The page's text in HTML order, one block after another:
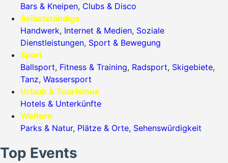
Bars & Kneipen, Clubs & Disco
Selbstständige
Handwerk, Internet & Medien, Soziale
Dienstleistungen, Sport & Bewegung
Sport
Ballsport, Fitness & Training, Radsport, Skigebiete,
Tanz, Wassersport
Urlaub & Tourismus
Hotels & Unterkünfte
Weitere
Parks & Natur, Plätze & Orte, Sehenswürdigkeit
Top Events